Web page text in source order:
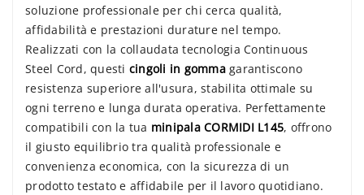
soluzione professionale per chi cerca qualità,
affidabilità e prestazioni durature nel tempo.
Realizzati con la collaudata tecnologia Continuous
Steel Cord, questi cingoli in gommagarantiscono
resistenza superiore all'usura, stabilita ottimale su
ogni terreno e lunga durata operativa. Perfettamente
compatibili con la tua minipala CORMIDI L145, offrono
il giusto equilibrio tra qualità professionale e
convenienza economica, con la sicurezza di un
prodotto testato e affidabile per il lavoro quotidiano.